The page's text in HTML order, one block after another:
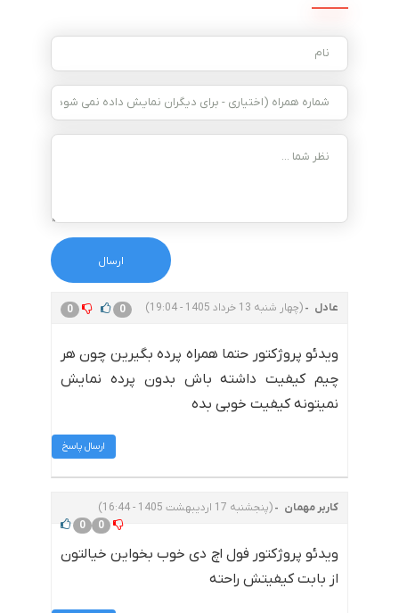
عادل (چهار شنبه 13 خرداد 1405 - 19:04) 0 0
ویدئو پروژکتور حتما همراه پرده بگیرین چون هر
چیم کیفیت داشته باش بدون پرده نمایش
نمیتونه کیفیت خوبی بده
ارسال پاسخ
کاربر مهمان
(پنجشنبه 17 اردیبهشت 1405 - 16:44)
0
0
ویدئو پروژکتور فول اچ دی خوب بخواین خیالتون
از بابت کیفیتش راحته